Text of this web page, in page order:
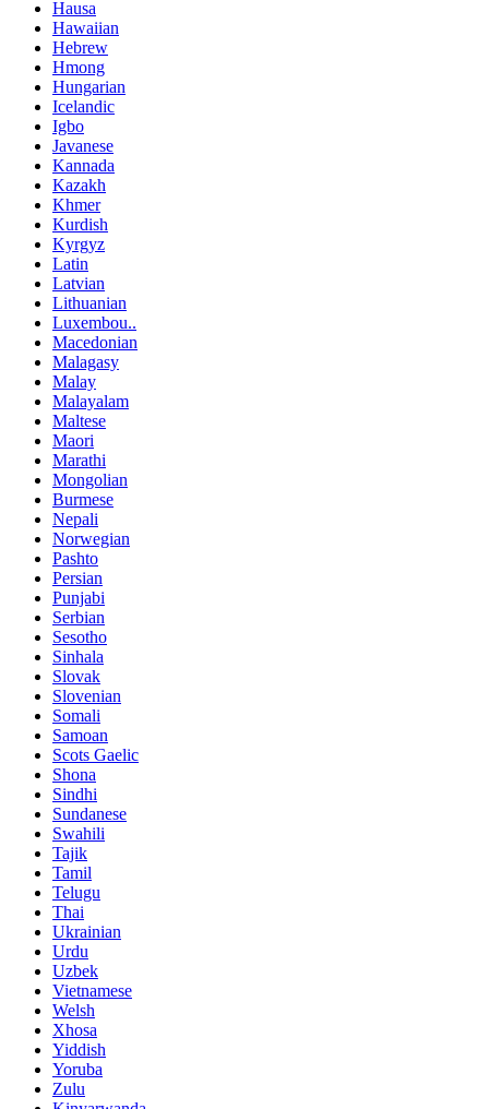
Hausa
Hawaiian
Hebrew
Hmong
Hungarian
Icelandic
Igbo
Javanese
Kannada
Kazakh
Khmer
Kurdish
Kyrgyz
Latin
Latvian
Lithuanian
Luxembou..
Macedonian
Malagasy
Malay
Malayalam
Maltese
Maori
Marathi
Mongolian
Burmese
Nepali
Norwegian
Pashto
Persian
Punjabi
Serbian
Sesotho
Sinhala
Slovak
Slovenian
Somali
Samoan
Scots Gaelic
Shona
Sindhi
Sundanese
Swahili
Tajik
Tamil
Telugu
Thai
Ukrainian
Urdu
Uzbek
Vietnamese
Welsh
Xhosa
Yiddish
Yoruba
Zulu